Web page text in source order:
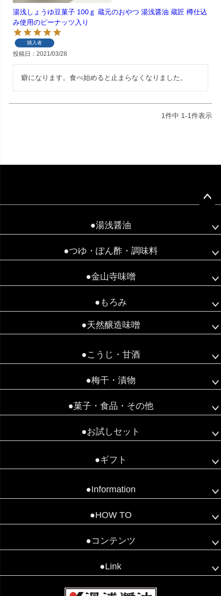
湯浅しょうゆ豆菓子 100ｇ 蔵元のおやつ 湯浅醤油 蔵匠 樽仕込
み使用のピーナッツ入り
購入者
投稿日 2021/03/28
癖になります。食べ始めると止まらなくなりました。
1件中 1-1件表示
●湯浅醤油
●つゆ・ぽん酢・調味料
●金山寺味噌
●もろみ
●天然醸造味噌
●こうじ・甘酒
●梅干・漬物
●菓子・食品・その他
●お試しセット
●ギフト
●Information
●HOW TO
●コンテンツ
●Link